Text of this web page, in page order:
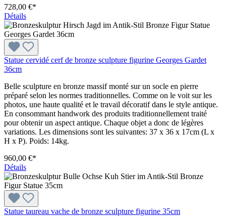
728,00 €*
Détails
Statue cervidé cerf de bronze sculpture figurine Georges Gardet
36cm
Belle sculpture en bronze massif monté sur un socle en pierre
préparé selon les normes traditionnelles. Comme on le voit sur les
photos, une haute qualité et le travail décoratif dans le style antique.
En consommant handwork des produits traditionnellement traité
pour obtenir un aspect antique. Chaque objet a donc de légères
variations. Les dimensions sont les suivantes: 37 x 36 x 17cm (L x
H x P). Poids: 14kg.
960,00 €*
Détails
Statue taureau vache de bronze sculpture figurine 35cm